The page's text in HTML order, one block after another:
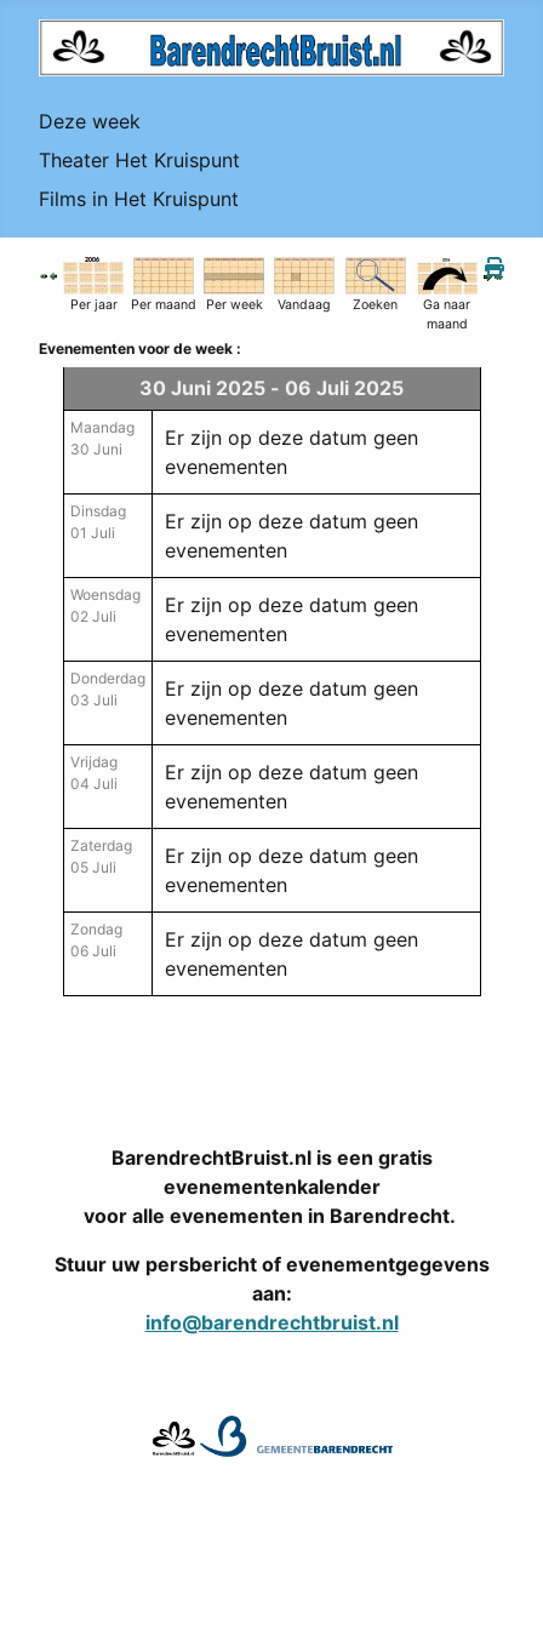
Deze week
Theater Het Kruispunt
Films in Het Kruispunt
Per jaar Per maand Per week Vandaag Zoeken
Ga naar
maand
Evenementen voor de week :
30 Juni 2025 - 06 Juli 2025
Maandag
30 Juni
Er zijn op deze datum geen
evenementen
Dinsdag
01 Juli
Er zijn op deze datum geen
evenementen
Woensdag
02 Juli
Er zijn op deze datum geen
evenementen
Donderdag
03 Juli
Er zijn op deze datum geen
evenementen
Vrijdag
04 Juli
Er zijn op deze datum geen
evenementen
Zaterdag
05 Juli
Er zijn op deze datum geen
evenementen
Zondag
06 Juli
Er zijn op deze datum geen
evenementen
BarendrechtBruist.nl is een gratis
evenementenkalender
voor alle evenementen in Barendrecht.
Stuur uw persbericht of evenementgegevens
aan:
info@barendrechtbruist.nl